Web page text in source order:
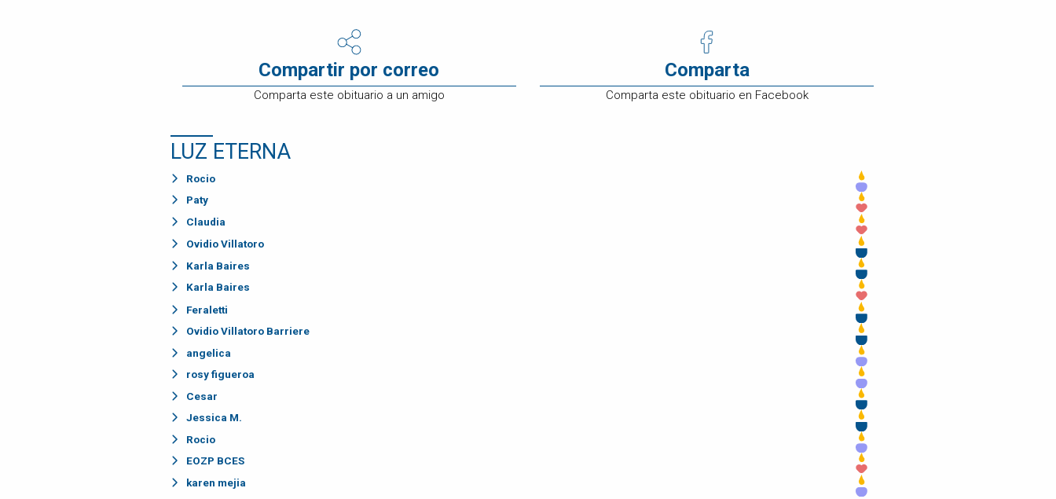
Compartir por correo
Comparta este obituario a un amigo
Comparta
Comparta este obituario en Facebook
LUZ ETERNA
Rocio
Paty
Claudia
Ovidio Villatoro
Karla Baires
Karla Baires
Feraletti
Ovidio Villatoro Barriere
angelica
rosy figueroa
Cesar
Jessica M.
Rocio
EOZP BCES
karen mejia